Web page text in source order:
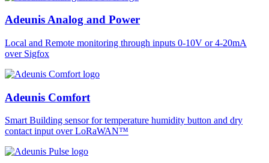
Adeunis Analog and Power
Local and Remote monitoring through inputs 0-10V or 4-20mA
over Sigfox
Adeunis Comfort
Smart Building sensor for temperature humidity button and dry
contact input over LoRaWAN™